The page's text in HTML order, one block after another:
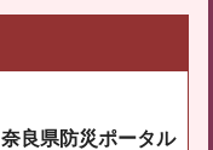
奈良県防災ポータル